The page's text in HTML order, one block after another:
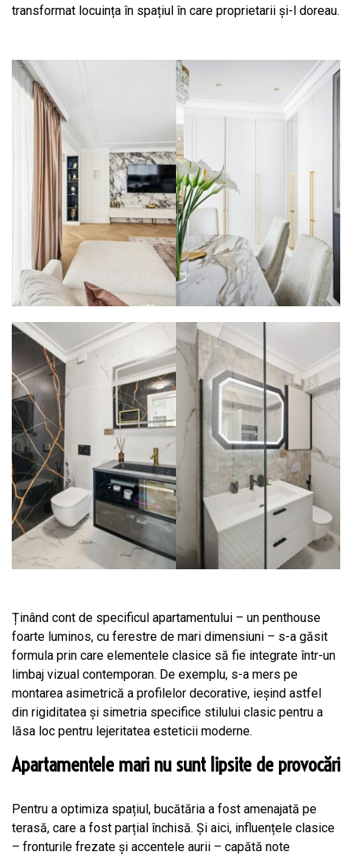
transformat locuința în spațiul în care proprietarii și-l doreau.
Ținând cont de specificul apartamentului – un penthouse
foarte luminos, cu ferestre de mari dimensiuni – s-a găsit
formula prin care elementele clasice să fie integrate într-un
limbaj vizual contemporan. De exemplu, s-a mers pe
montarea asimetrică a profilelor decorative, ieșind astfel
din rigiditatea și simetria specifice stilului clasic pentru a
lăsa loc pentru lejeritatea esteticii moderne.
Apartamentele mari nu sunt lipsite de provocări
Pentru a optimiza spațiul, bucătăria a fost amenajată pe
terasă, care a fost parțial închisă. Și aici, influențele clasice
– fronturile frezate și accentele aurii – capătă note